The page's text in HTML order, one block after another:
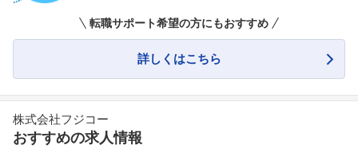
転職サポート希望の方にもおすすめ
詳しくはこちら
株式会社フジコー
おすすめの求人情報